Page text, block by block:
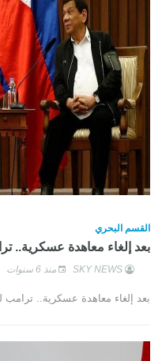
القسم البحري
بعد إلغاء معاهدة عسكرية..
SKY NEWS منذ 6 سنوات
بعد إلغاء معاهدة عسكرية.. ترامب